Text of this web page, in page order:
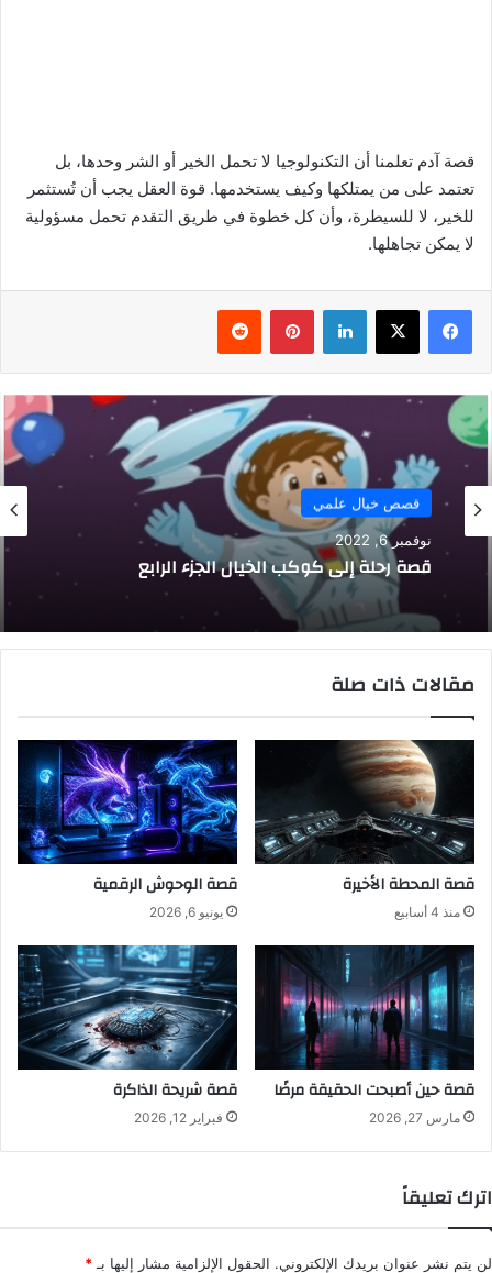
قصة آدم تعلمنا أن التكنولوجيا لا تحمل الخير أو الشر وحدها، بل
تعتمد على من يمتلكها وكيف يستخدمها. قوة العقل يجب أن تُستثمر
للخير، لا للسيطرة، وأن كل خطوة في طريق التقدم تحمل مسؤولية
لا يمكن تجاهلها.
فيسبوك ‫X لينكدإن بينتيريست
قصص خيال علمي
نوفمبر 6, 2022
قصة رحلة إلى كوكب الخيال الجزء الرابع
مقالات ذات صلة
قصة المحطة الأخيرة
منذ 4 أسابيع
قصة الوحوش الرقمية
يونيو 6, 2026
قصة حين أصبحت الحقيقة مرضًا
مارس 27, 2026
قصة شريحة الذاكرة
فبراير 12, 2026
اترك تعليقاً
لن يتم نشر عنوان بريدك الإلكتروني. الحقول الإلزامية مشار إليها بـ *